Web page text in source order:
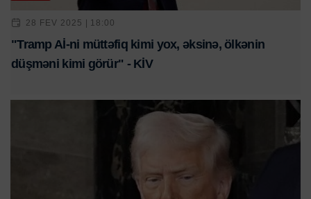
28 FEV 2025 | 18:00
"Tramp Aİ-ni müttəfiq kimi yox, əksinə, ölkənin
düşməni kimi görür" - KİV